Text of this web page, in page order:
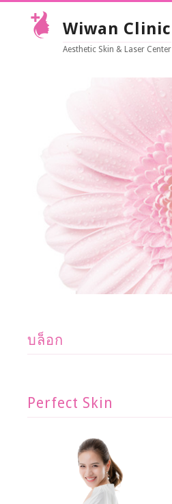
Wiwan Clinic
Aesthetic Skin & Laser Center
บล็อก
Perfect Skin